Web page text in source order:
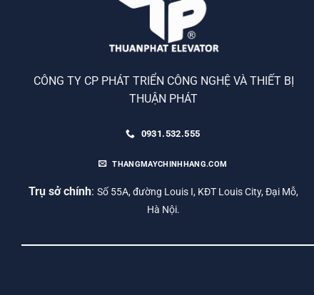
CÔNG TY CP PHÁT TRIỂN CÔNG NGHỆ VÀ THIẾT BỊ
THUẬN PHÁT
0931.532.555
THANGMAYCHINHHANG.COM
Trụ sở chính: Số 55A, đường Louis I, KĐT Louis City, Đại Mỗ,
Hà Nội.